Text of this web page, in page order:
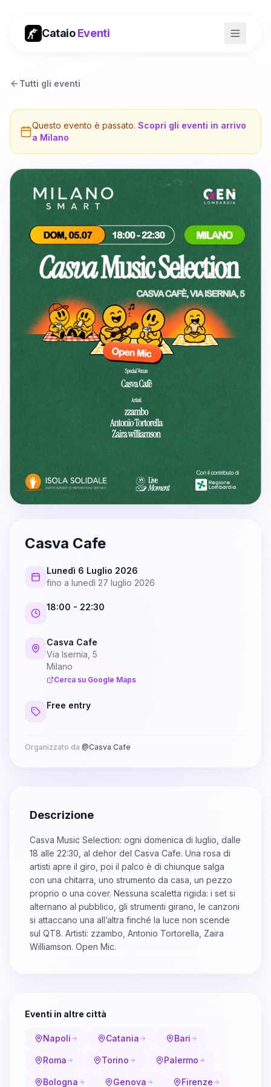
CataioEventi
Tutti gli eventi
Questo evento è passato. Scopri gli eventi in arrivo
a Milano
Casva Cafe
Lunedì 6 Luglio 2026
fino a lunedì 27 luglio 2026
18:00 - 22:30
Casva Cafe
Via Isernia, 5
Milano
Cerca su Google Maps
Free entry
Organizzato da @Casva Cafe
Descrizione
Casva Music Selection: ogni domenica di luglio, dalle
18 alle 22:30, al dehor del Casva Cafe. Una rosa di
artisti apre il giro, poi il palco è di chiunque salga
con una chitarra, uno strumento da casa, un pezzo
proprio o una cover. Nessuna scaletta rigida: i set si
alternano al pubblico, gli strumenti girano, le canzoni
si attaccano una all’altra finché la luce non scende
sul QT8. Artisti: zzambo, Antonio Tortorella, Zaira
Williamson. Open Mic.
Eventi in altre città
Napoli Catania Bari
Roma Torino Palermo
Bologna Genova Firenze